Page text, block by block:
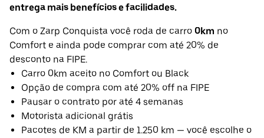
entrega mais benefícios e facilidades.
Com o Zarp Conquista você roda de carro 0km no
Comfort e ainda pode comprar com até 20% de
desconto na FIPE.
Carro 0km aceito no Comfort ou Black
Opção de compra com até 20% off na FIPE
Pausar o contrato por até 4 semanas
Motorista adicional grátis
Pacotes de KM a partir de 1.250 km — você escolhe o